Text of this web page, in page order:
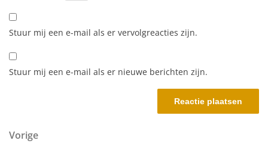
Stuur mij een e-mail als er vervolgreacties zijn.
Stuur mij een e-mail als er nieuwe berichten zijn.
Berichtnavigatie
Vorig bericht
Vorige